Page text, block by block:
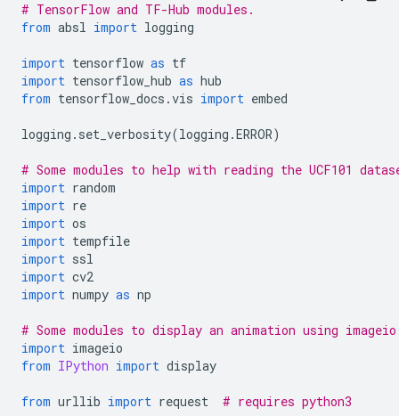
# TensorFlow and TF-Hub modules.
from absl import logging
import tensorflow as tf
import tensorflow_hub as hub
from tensorflow_docs .vis import embed
logging . set_verbosity(logging .ERROR)
# Some modules to help with reading the UCF101
import random
import re
import os
import tempfile
import ssl
import cv2
import numpy as np
# Some modules to display an animation using
import imageio
from IPython import display
from urllib import request # requires python3